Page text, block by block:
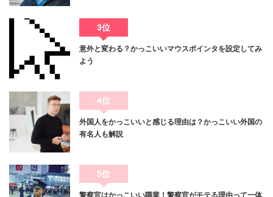
3位
意外と変わる？かっこいいマウスポインタを設定してみ
よう
4位
外国人をかっこいいと感じる理由は？かっこいい外国の
有名人も解説
5位
警察官はかっこいい職業！警察官がモテる理由って一体